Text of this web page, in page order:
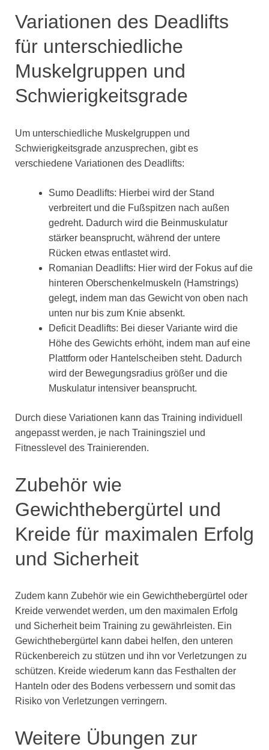
Variationen des Deadlifts
für unterschiedliche
Muskelgruppen und
Schwierigkeitsgrade
Um unterschiedliche Muskelgruppen und
Schwierigkeitsgrade anzusprechen, gibt es
verschiedene Variationen des Deadlifts:
Sumo Deadlifts: Hierbei wird der Stand
verbreitert und die Fußspitzen nach außen
gedreht. Dadurch wird die Beinmuskulatur
stärker beansprucht, während der untere
Rücken etwas entlastet wird.
Romanian Deadlifts: Hier wird der Fokus auf die
hinteren Oberschenkelmuskeln (Hamstrings)
gelegt, indem man das Gewicht von oben nach
unten nur bis zum Knie absenkt.
Deficit Deadlifts: Bei dieser Variante wird die
Höhe des Gewichts erhöht, indem man auf eine
Plattform oder Hantelscheiben steht. Dadurch
wird der Bewegungsradius größer und die
Muskulatur intensiver beansprucht.
Durch diese Variationen kann das Training individuell
angepasst werden, je nach Trainingsziel und
Fitnesslevel des Trainierenden.
Zubehör wie
Gewichthebergürtel und
Kreide für maximalen Erfolg
und Sicherheit
Zudem kann Zubehör wie ein Gewichthebergürtel oder
Kreide verwendet werden, um den maximalen Erfolg
und Sicherheit beim Training zu gewährleisten. Ein
Gewichthebergürtel kann dabei helfen, den unteren
Rückenbereich zu stützen und ihn vor Verletzungen zu
schützen. Kreide wiederum kann das Festhalten der
Hanteln oder des Bodens verbessern und somit das
Risiko von Verletzungen verringern.
Weitere Übungen zur